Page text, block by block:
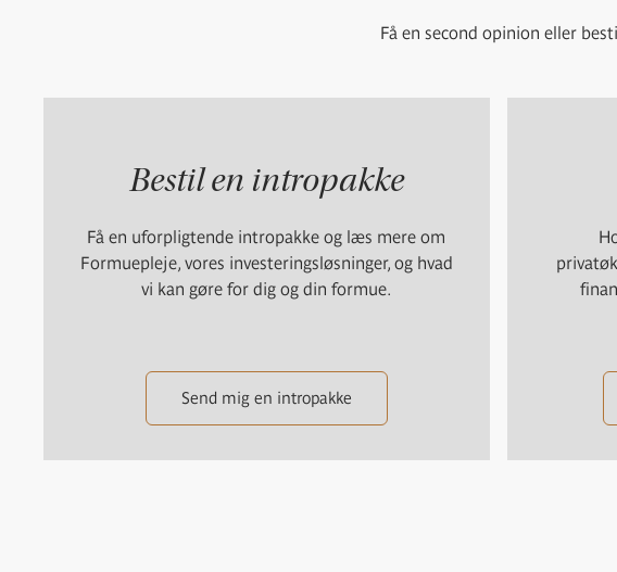
Få en second opinion eller
Bestil en intropakke
Få en uforpligtende intropakke og læs mere om
Formuepleje, vores investeringsløsninger, og hvad
vi kan gøre for dig og din formue.
Send mig en intropakke